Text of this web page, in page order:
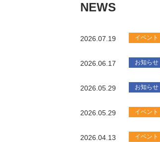
NEWS
2026.07.19 イベント
2026.06.17 お知らせ
2026.05.29 お知らせ
2026.05.29 イベント
2026.04.13 イベント